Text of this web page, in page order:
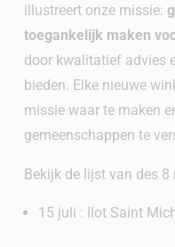
illustreert onze missie:
toegankelijk maken
door kwalitatief advies
bieden. Elke nieuwe
missie waar te maken
gemeenschappen te
Bekijk de lijst van des
15 juli : Ilot Saint